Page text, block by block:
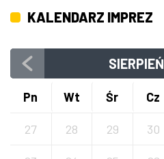
KALENDARZ IMPREZ
SIERPIEŃ
Pn Wt Śr Cz
27 28 29 30